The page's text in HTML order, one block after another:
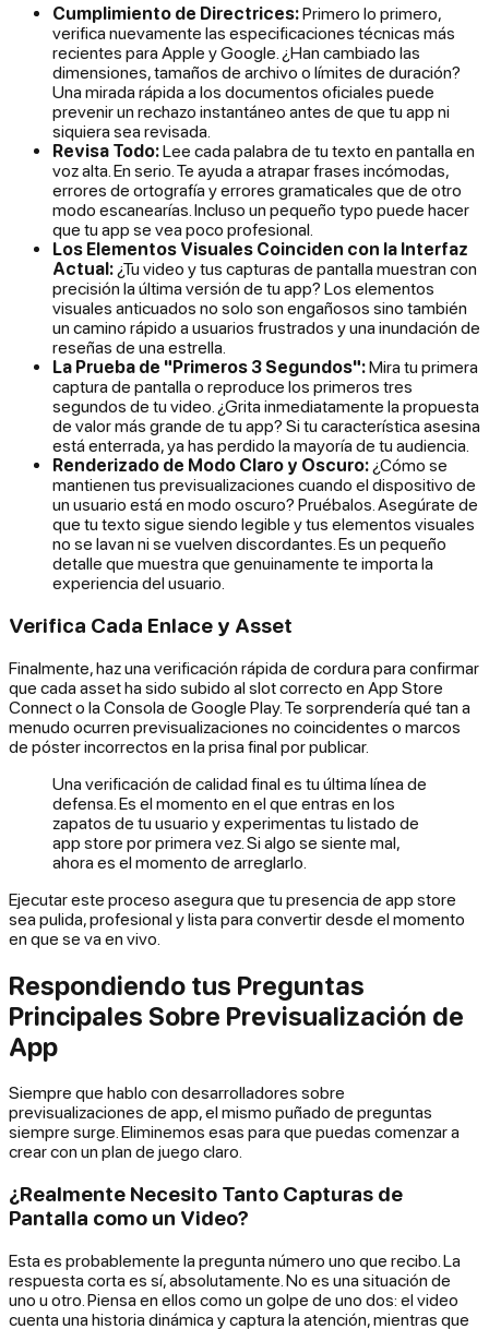
Cumplimiento de Directrices:Primero lo primero,
verifica nuevamente las especificaciones técnicas más
recientes para Apple y Google. ¿Han cambiado las
dimensiones, tamaños de archivo o límites de duración?
Una mirada rápida a los documentos oficiales puede
prevenir un rechazo instantáneo antes de que tu app ni
siquiera sea revisada.
Revisa Todo:Lee cada palabra de tu texto en pantalla en
voz alta. En serio. Te ayuda a atrapar frases incómodas,
errores de ortografía y errores gramaticales que de otro
modo escanearías. Incluso un pequeño typo puede hacer
que tu app se vea poco profesional.
Los Elementos Visuales Coinciden con la Interfaz
Actual: ¿Tu video y tus capturas de pantalla muestran con
precisión la última versión de tu app? Los elementos
visuales anticuados no solo son engañosos sino también
un camino rápido a usuarios frustrados y una inundación de
reseñas de una estrella.
La Prueba de "Primeros 3 Segundos":Mira tu primera
captura de pantalla o reproduce los primeros tres
segundos de tu video. ¿Grita inmediatamente la propuesta
de valor más grande de tu app? Si tu característica asesina
está enterrada, ya has perdido la mayoría de tu audiencia.
Renderizado de Modo Claro y Oscuro: ¿Cómo se
mantienen tus previsualizaciones cuando el dispositivo de
un usuario está en modo oscuro? Pruébalos. Asegúrate de
que tu texto sigue siendo legible y tus elementos visuales
no se lavan ni se vuelven discordantes. Es un pequeño
detalle que muestra que genuinamente te importa la
experiencia del usuario.
Verifica Cada Enlace y Asset
Finalmente, haz una verificación rápida de cordura para confirmar
que cada asset ha sido subido alslot correcto en App Store
Connect o la Consola de Google Play. Te sorprendería qué tan a
menudo ocurren previsualizaciones no coincidentes o marcos
de póster incorrectos en la prisa final por publicar.
Una verificación de calidad final es tu última línea de
defensa. Es el momento en el que entras en los
zapatos de tu usuario y experimentas tu listado de
app store por primera vez. Si algo se siente mal,
ahora es el momento de arreglarlo.
Ejecutar este proceso asegura que tu presencia de app store
sea pulida, profesional y lista para convertir desde el momento
en que se va en vivo.
Respondiendo tus Preguntas
Principales Sobre Previsualización de
App
Siempre que hablo con desarrolladores sobre
previsualizaciones de app, el mismo puñado de preguntas
siempre surge. Eliminemos esas para que puedas comenzar a
crear con un plan de juego claro.
¿Realmente Necesito Tanto Capturas de
Pantalla como un Video?
Esta es probablemente la pregunta número uno que recibo. La
respuesta corta es sí, absolutamente. No es una situación de
uno u otro. Piensa en ellos como un golpe de uno dos: el video
cuenta una historia dinámica y captura la atención, mientras que